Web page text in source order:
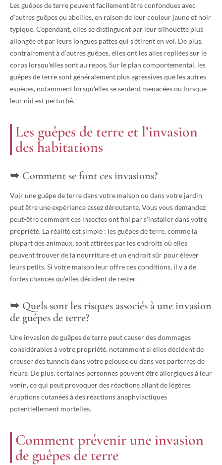
Les guêpes de terre peuvent facilement être confondues avec
d’autres guêpes ou abeilles, en raison de leur couleur jaune et noir
typique. Cependant, elles se distinguent par leur silhouette plus
allongée et par leurs longues pattes qui s’étirent en vol. De plus,
contrairement à d’autres guêpes, elles ont les ailes repliées sur le
corps lorsqu’elles sont au repos. Sur le plan comportemental, les
guêpes de terre sont généralement plus agressives que les autres
espèces, notamment lorsqu’elles se sentent menacées ou lorsque
leur nid est perturbé.
Les guêpes de terre et l’invasion
des habitations
Comment se font ces invasions?
Voir une guêpe de terre dans votre maison ou dans votre jardin
peut être une expérience assez déroutante. Vous vous demandez
peut-être comment ces insectes ont fini par s’installer dans votre
propriété. La réalité est simple : les guêpes de terre, comme la
plupart des animaux, sont attirées par les endroits où elles
peuvent trouver de la nourriture et un endroit sûr pour élever
leurs petits. Si votre maison leur offre ces conditions, il y a de
fortes chances qu’elles décident de rester.
Quels sont les risques associés à une invasion
de guêpes de terre?
Une invasion de guêpes de terre peut causer des dommages
considérables à votre propriété, notamment si elles décident de
creuser des tunnels dans votre pelouse ou dans vos parterres de
fleurs. De plus, certaines personnes peuvent être allergiques à leur
venin, ce qui peut provoquer des réactions allant de légères
éruptions cutanées à des réactions anaphylactiques
potentiellement mortelles.
Comment prévenir une invasion
de guêpes de terre